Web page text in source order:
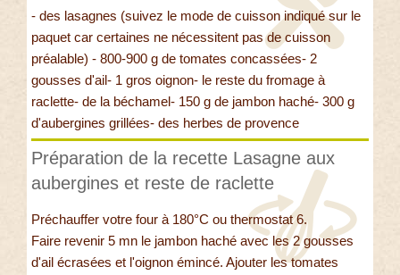
- des lasagnes (suivez le mode de cuisson indiqué sur le
paquet car certaines ne nécessitent pas de cuisson
préalable) - 800-900 g de tomates concassées- 2
gousses d'ail- 1 gros oignon- le reste du fromage à
raclette- de la béchamel- 150 g de jambon haché- 300 g
d'aubergines grillées- des herbes de provence
Préparation de la recette Lasagne aux
aubergines et reste de raclette
Préchauffer votre four à 180°C ou thermostat 6.
Faire revenir 5 mn le jambon haché avec les 2 gousses
d'ail écrasées et l'oignon émincé. Ajouter les tomates